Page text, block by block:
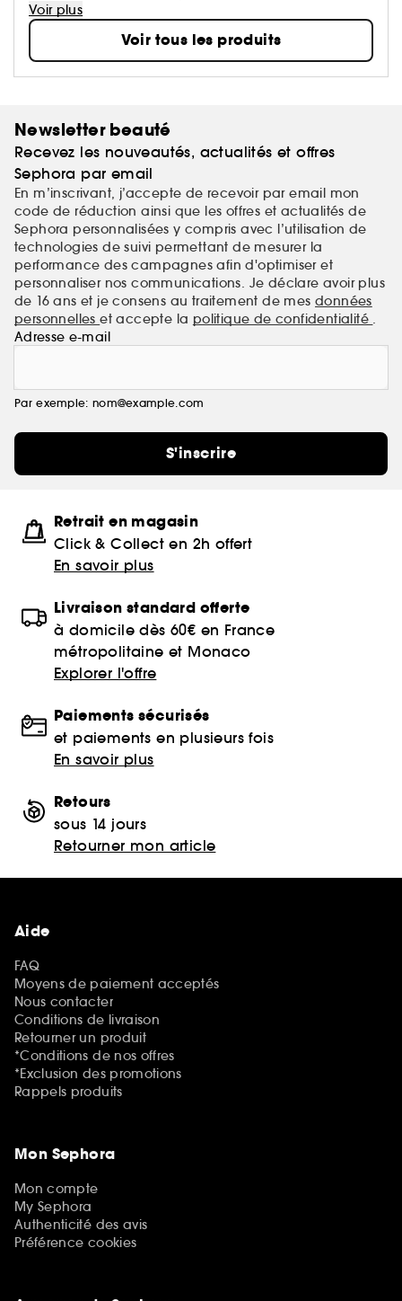
Voir plus
Voir tous les produits
Newsletter beauté
Recevez les nouveautés, actualités et offres
Sephora par email
En m’inscrivant, j’accepte de recevoir par email mon
code de réduction ainsi que les offres et actualités de
Sephora personnalisées y compris avec l’utilisation de
technologies de suivi permettant de mesurer la
performance des campagnes afin d'optimiser et
personnaliser nos communications. Je déclare avoir plus
de 16 ans et je consens au traitement de mes données
personnelleset accepte la politique de confidentialité .
Adresse e-mail
Par exemple: nom@example.com
S'inscrire
Retrait en magasin
Click & Collect en 2h offert
En savoir plus
Livraison standard offerte
à domicile dès 60€ en France
métropolitaine et Monaco
Explorer l'offre
Paiements sécurisés
et paiements en plusieurs fois
En savoir plus
Retours
sous 14 jours
Retourner mon article
Aide
FAQ
Moyens de paiement acceptés
Nous contacter
Conditions de livraison
Retourner un produit
*Conditions de nos offres
*Exclusion des promotions
Rappels produits
Mon Sephora
Mon compte
My Sephora
Authenticité des avis
Préférence cookies